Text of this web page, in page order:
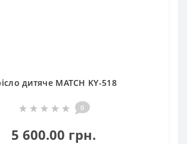
дитяче MATCH KY-518
0
5 600.00 грн.